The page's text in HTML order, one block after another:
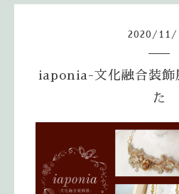
2020 / 11 /
iaponia-文化融合装飾
た